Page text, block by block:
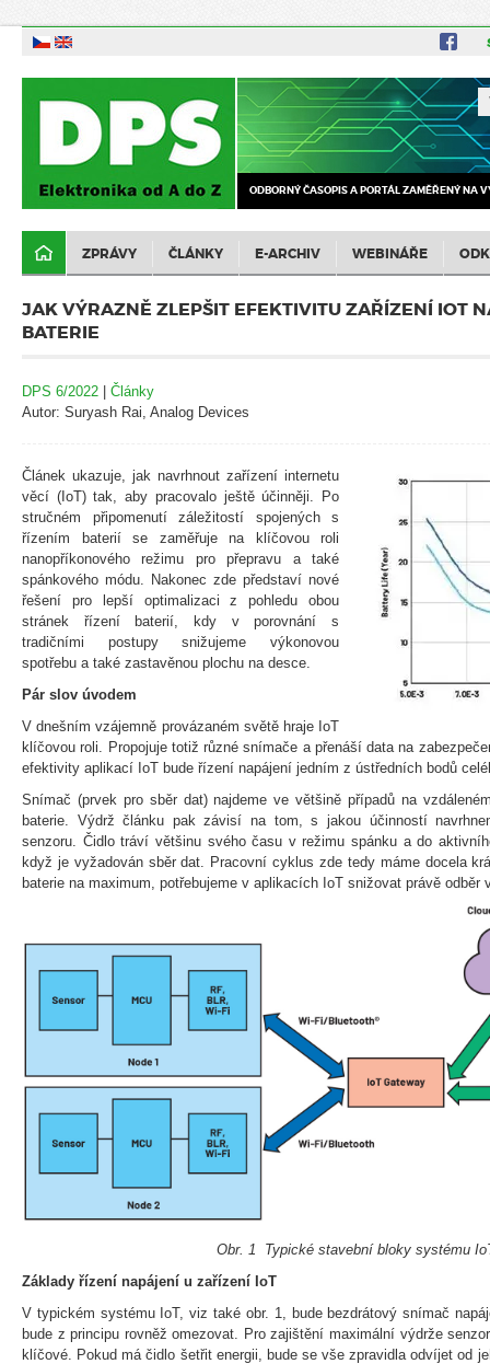
ODBORNÝ ČASOPIS A PORTÁL ZAMĚŘENÝ NA
ZPRÁVY ČLÁNKY E-ARCHIV WEBINÁŘE
JAK VÝRAZNĚ ZLEPŠIT EFEKTIVITU ZAŘÍZENÍ IOT
BATERIE
DPS 6/2022 | Články
Autor: Suryash Rai, Analog Devices
Článek ukazuje, jak navrhnout zařízení internetu
věcí (IoT) tak, aby pracovalo ještě účinněji. Po
stručném připomenutí záležitostí spojených s
řízením baterií se zaměřuje na klíčovou roli
nanopříkonového režimu pro přepravu a také
spánkového módu. Nakonec zde představí nové
řešení pro lepší optimalizaci z pohledu obou
stránek řízení baterií, kdy v porovnání s
tradičními postupy snižujeme výkonovou
spotřebu a také zastavěnou plochu na desce.
Pár slov úvodem
V dnešním vzájemně provázaném světě hraje IoT
klíčovou roli. Propojuje totiž různé snímače a přenáší data na
efektivity aplikací IoT bude řízení napájení jedním z ústředních bodů
Snímač (prvek pro sběr dat) najdeme ve většině případů na
baterie. Výdrž článku pak závisí na tom, s jakou účinností
senzoru. Čidlo tráví většinu svého času v režimu spánku a do
když je vyžadován sběr dat. Pracovní cyklus zde tedy máme docela
baterie na maximum, potřebujeme v aplikacích IoT snižovat právě odběr
Obr. 1 Typické stavební bloky systému
Základy řízení napájení u zařízení IoT
V typickém systému IoT, viz také obr. 1, bude bezdrátový snímač
bude z principu rovněž omezovat. Pro zajištění maximální výdrže
klíčové. Pokud má čidlo šetřit energii, bude se vše zpravidla odvíjet od